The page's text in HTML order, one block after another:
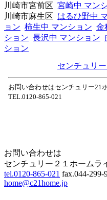
川崎市宮前区 宮崎中 マン
川崎市麻生区 はるひ野中
ョン 柿生中 マンション 金
ション 長沢中 マンション
ション
センチュリ
お問い合わせはセンチュリー21
TEL.0120-865-021
お問い合わせは
センチュリー２１ホームラ
tel.0120-865-021 fax.044-299-
home@c21home.jp